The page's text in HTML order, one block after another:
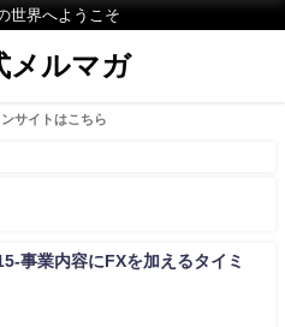
世界へようこそ
メルマガ
サイトはこちら
事業内容にFXを加えるタイミ